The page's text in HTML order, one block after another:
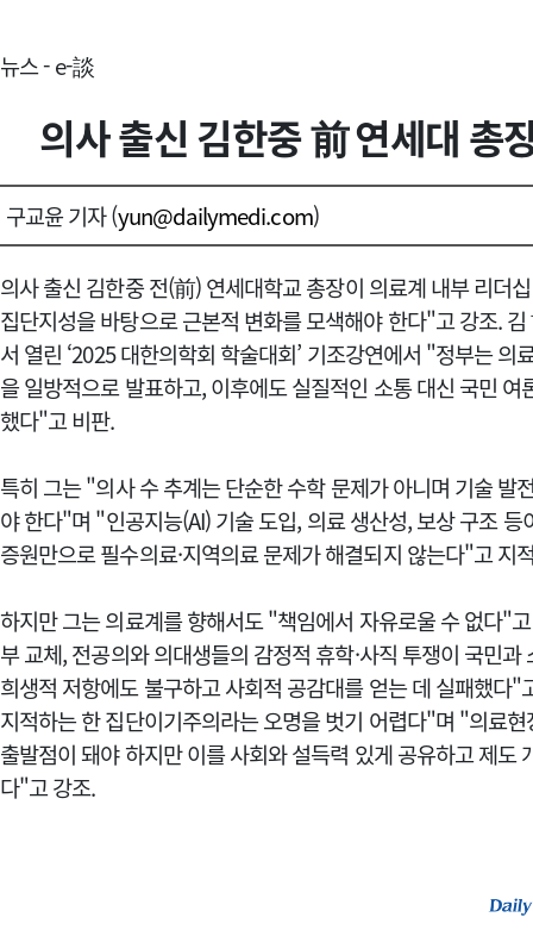
뉴스 - e-談
의사 출신 김한중 前 연세대 총
구교윤 기자 (yun@dailymedi.com)
의사 출신 김한중 전(前) 연세대학교 총장이 의료계 내부 리더
집단지성을 바탕으로 근본적 변화를 모색해야 한다"고 강조.김
서 열린 ‘2025 대한의학회 학술대회’ 기조강연에서 "정부는
을 일방적으로 발표하고, 이후에도 실질적인 소통 대신 국민
했다"고 비판.
특히 그는 "의사 수 추계는 단순한 수학 문제가 아니며 기술 발
야 한다"며 "인공지능(AI) 기술 도입, 의료 생산성, 보상 구조
증원만으로 필수의료·지역의료 문제가 해결되지 않는다"고 지
하지만 그는 의료계를 향해서도 "책임에서 자유로울 수 없다"
부 교체, 전공의와 의대생들의 감정적 휴학·사직 투쟁이 국민
희생적 저항에도 불구하고 사회적 공감대를 얻는 데 실패했다"
지적하는 한 집단이기주의라는 오명을 벗기 어렵다"며 "의료
출발점이 돼야 하지만 이를 사회와 설득력 있게 공유하고 제도
다"고 강조.